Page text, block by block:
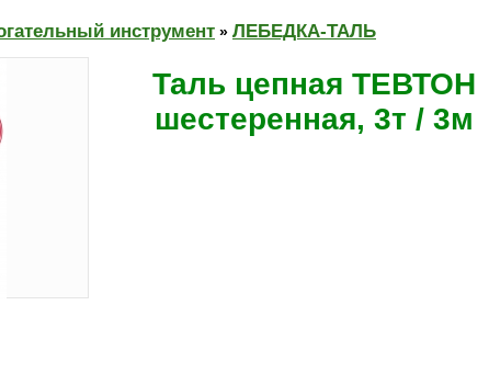
инструмент » ЛЕБЕДКА-ТАЛЬ
Таль цепная ТЕВТОН
шестеренная, 3т / 3м